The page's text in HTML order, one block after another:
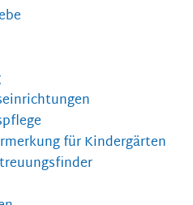
für Kindergärten